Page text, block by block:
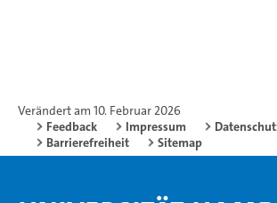
Verändert am 10. Februar 2026
Feedback
Impressum
Barrierefreiheit
Sitemap